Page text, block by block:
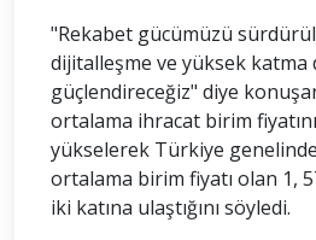
"Rekabet gücümüzü
dijitalleşme ve yüksek
güçlendireceğiz" diye
ortalama ihracat birim
yükselerek Türkiye
ortalama birim fiyatı olan 1,
iki katına ulaştığını söyledi.